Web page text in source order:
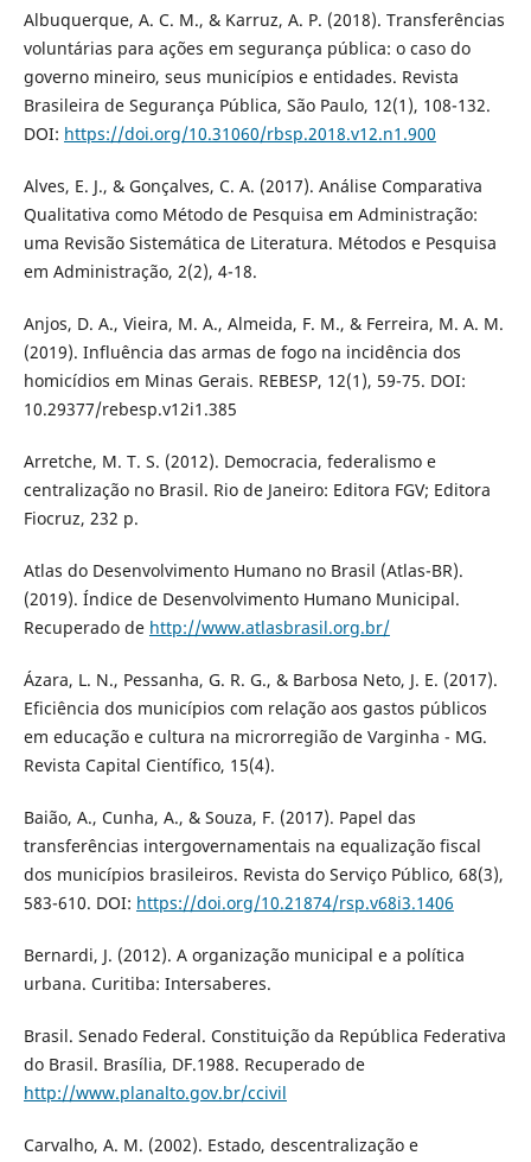
Albuquerque, A. C. M., & Karruz, A. P. (2018). Transferências
voluntárias para ações em segurança pública: o caso do
governo mineiro, seus municípios e entidades. Revista
Brasileira de Segurança Pública, São Paulo, 12(1), 108-132.
DOI: https://doi.org/10.31060/rbsp.2018.v12.n1.900
Alves, E. J., & Gonçalves, C. A. (2017). Análise Comparativa
Qualitativa como Método de Pesquisa em Administração:
uma Revisão Sistemática de Literatura. Métodos e Pesquisa
em Administração, 2(2), 4-18.
Anjos, D. A., Vieira, M. A., Almeida, F. M., & Ferreira, M. A. M.
(2019). Influência das armas de fogo na incidência dos
homicídios em Minas Gerais. REBESP, 12(1), 59-75. DOI:
10.29377/rebesp.v12i1.385
Arretche, M. T. S. (2012). Democracia, federalismo e
centralização no Brasil. Rio de Janeiro: Editora FGV; Editora
Fiocruz, 232 p.
Atlas do Desenvolvimento Humano no Brasil (Atlas-BR).
(2019). Índice de Desenvolvimento Humano Municipal.
Recuperado de http://www.atlasbrasil.org.br/
Ázara, L. N., Pessanha, G. R. G., & Barbosa Neto, J. E. (2017).
Eficiência dos municípios com relação aos gastos públicos
em educação e cultura na microrregião de Varginha - MG.
Revista Capital Científico, 15(4).
Baião, A., Cunha, A., & Souza, F. (2017). Papel das
transferências intergovernamentais na equalização fiscal
dos municípios brasileiros. Revista do Serviço Público, 68(3),
583-610. DOI: https://doi.org/10.21874/rsp.v68i3.1406
Bernardi, J. (2012). A organização municipal e a política
urbana. Curitiba: Intersaberes.
Brasil. Senado Federal. Constituição da República Federativa
do Brasil. Brasília, DF.1988. Recuperado de
http://www.planalto.gov.br/ccivil
Carvalho, A. M. (2002). Estado, descentralização e